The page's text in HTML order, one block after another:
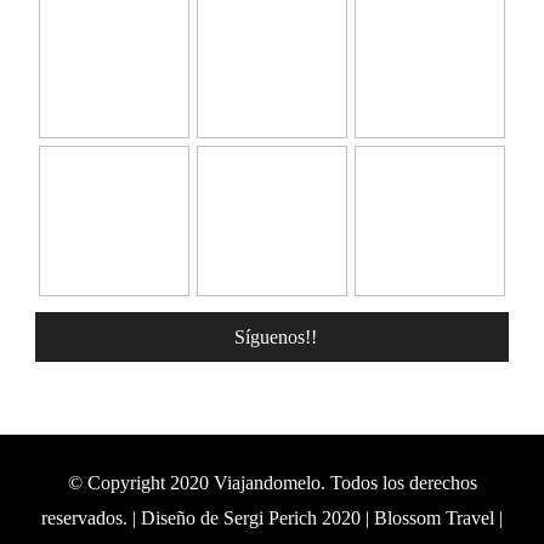
Síguenos!!
© Copyright 2020 Viajandomelo. Todos los derechos
reservados. | Diseño de Sergi Perich 2020 | Blossom Travel |